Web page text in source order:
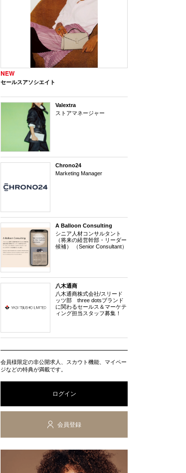
NEW
セールスアソシエイト
Valextra
ストアマネージャー
Chrono24
Marketing Manager
A Balloon Consulting
シニア人材コンサルタント
（将来の経営幹部・リーダー
候補） （Senior Consultant）
八木通商
八木通商株式会社/スリード
ッツ部 three dotsブランド
に関わるセールス＆マーケテ
ィング担当スタッフ募集！
会員様限定の非公開求人、スカウト機能、マイペー
ジなどの特典が満載です。
ログイン
会員登録